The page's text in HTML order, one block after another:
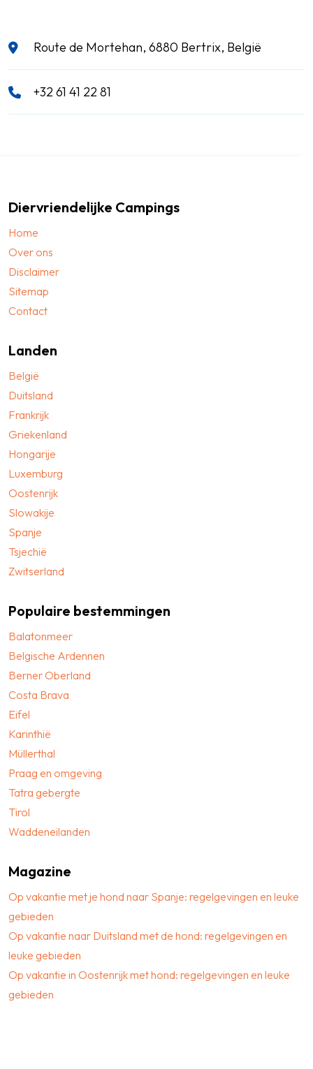
Route de Mortehan, 6880 Bertrix, België
+32 61 41 22 81
Diervriendelijke Campings
Home
Over ons
Disclaimer
Sitemap
Contact
Landen
België
Duitsland
Frankrijk
Griekenland
Hongarije
Luxemburg
Oostenrijk
Slowakije
Spanje
Tsjechië
Zwitserland
Populaire bestemmingen
Balatonmeer
Belgische Ardennen
Berner Oberland
Costa Brava
Eifel
Karinthië
Müllerthal
Praag en omgeving
Tatra gebergte
Tirol
Waddeneilanden
Magazine
Op vakantie met je hond naar Spanje: regelgevingen en leuke
gebieden
Op vakantie naar Duitsland met de hond: regelgevingen en
leuke gebieden
Op vakantie in Oostenrijk met hond: regelgevingen en leuke
gebieden